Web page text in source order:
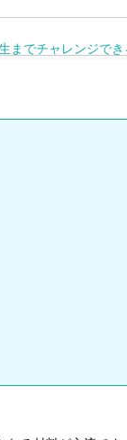
までチャレンジで